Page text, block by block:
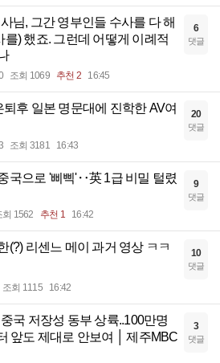
님, 그간 영부인들 수사를 다 해
를) 했죠. 그런데 어떻게 이례적
조회 1069 추천 2 16:45
6
댓글
퇴후 일본 명문대에 진학한 AV여
조회 3181 16:43
20
댓글
국으로 '삐삑'‥英 1급 비밀 털렸
회 1562 추천 1 16:42
9
댓글
(?) 리센느 메이 과거 영상 ㅋㅋ
조회 1115 16:42
10
댓글
국 저장성 동부 상륙..100만명
앞도 제대로 안보여 │ 제주MBC
3
댓글